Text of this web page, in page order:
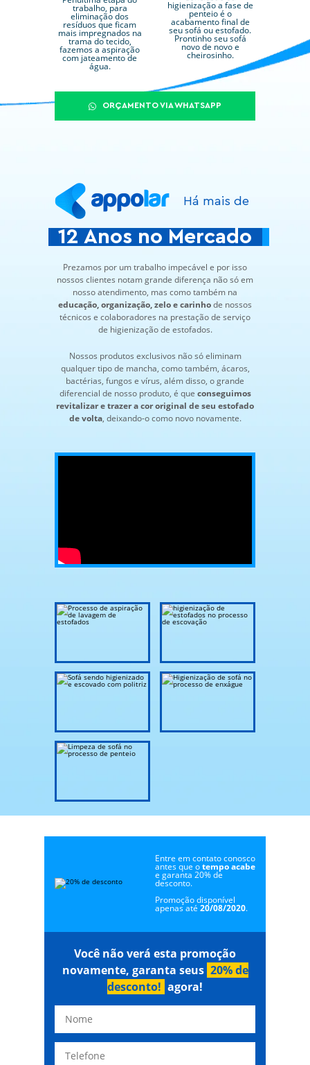
trabalho, para
eliminação dos
resíduos que ficam
mais impregnados na
trama do tecido,
fazemos a aspiração
com jateamento de
água.
higienização a fase de
penteio é o
acabamento final de
seu sofá ou estofado.
Prontinho seu sofá
novo de novo e
cheirosinho.
ORÇAMENTO VIA WHATSAPP
Há mais de
12 Anos no Mercado
Prezamos por um trabalho impecável e por isso
nossos clientes notam grande diferença não só em
nosso atendimento, mas como também na
educação, organização, zelo e carinhode nossos
técnicos e colaboradores na prestação de serviço
de higienização de estofados.
Nossos produtos exclusivos não só eliminam
qualquer tipo de mancha, como também, ácaros,
bactérias, fungos e vírus, além disso, o grande
diferencial de nosso produto, é que conseguimos
revitalizar e trazer a cor original de seu estofado
de volta, deixando-o como novo novamente.
Entre em contato conosco
antes que otempo acabe
e garanta 20% de
desconto.
Promoção disponível
apenas até 20/08/2020.
Você não verá esta promoção
novamente, garanta seus 20% de
desconto! agora!